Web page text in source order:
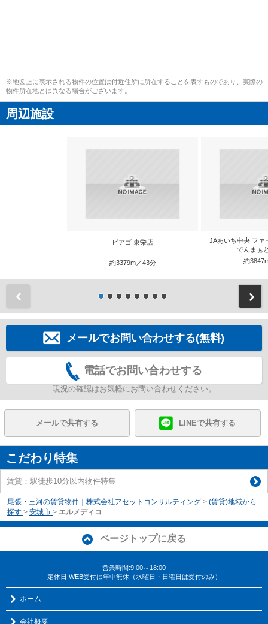
※地図上に表示される物件の位置は付近住所に所在することを表すものであり、実際の
物件所在地とは異なる場合がございます。
周辺施設
ピアゴ 東栄店
約3379m／43分
JAあいち中央 ファ
でんまぁ
約
メールでお問い合わせする(無料)
電話でお問い合わせする
現況の確認はお気軽にお問い合わせください。
メールで共有する LINEで共有する
こだわり特集
賃貸：駅徒歩10分以内物件特集
尾張・三河の賃貸物件｜株式会社アセットコンサルティング > (賃貸)地域から
探す > 安城市 > エルメディコ
ページトップに戻る
営業時間:9:00～18:00
定休日:WEB受付は年中無休（水曜日・日曜日は受付のみ）
ホーム
会社概要